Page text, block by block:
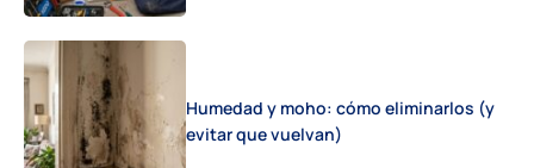
Humedad y moho: cómo eliminarlos (y
evitar que vuelvan)